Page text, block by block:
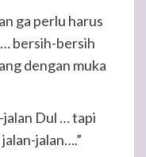
ga perlu harus
bersih-bersih
dengan muka
jalan Dul … tapi
jalan….”